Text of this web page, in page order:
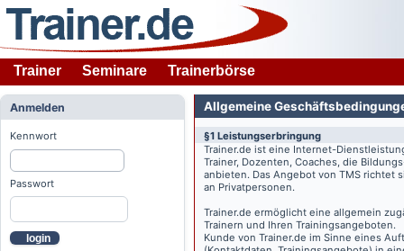
Trainer Seminare Trainerbörse
Anmelden
Kennwort
Passwort
login
Allgemeine
§1 Leistungserbringung
Trainer.de ist eine Internet-
Trainer, Dozenten, Coaches, die
anbieten. Das Angebot von TMS richtet
an Privatpersonen.
Trainer.de ermöglicht eine allgemein
Trainern und Ihren Trainingsangeboten.
Kunde von Trainer.de im Sinne eines